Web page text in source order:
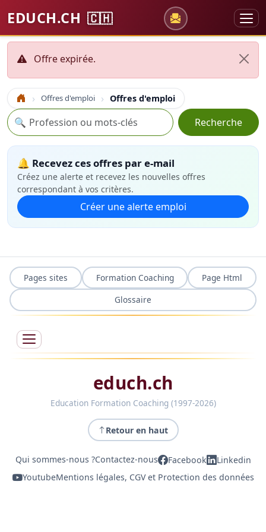
EDUCH.CH 🇨🇭
Offre expirée.
Accueil Offres d'emploi Offres d'emploi
Recherche
🔍 Recherche
🔔 Recevez ces offres par e-mail
Créez une alerte et recevez les nouvelles offres
correspondant à vos critères.
Créer une alerte emploi
Pages sites Formation Coaching
Page Html
Glossaire
educh.ch
Education Formation Coaching (1997-2026)
Retour en haut
Qui sommes-nous ?Contactez-nous Facebook
Linkedin
YoutubeMentions légales, CGV et Protection des données